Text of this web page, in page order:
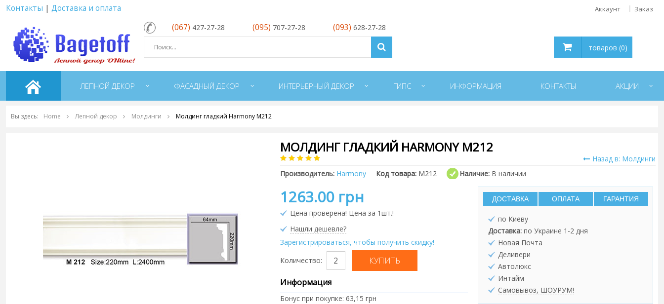
Контакты | Доставка и оплата Аккаунт Заказ
(067) 427-27-28 (095) 707-27-28 (093) 628-27-28
товаров (0)
ЛЕПНОЙ ДЕКОР ФАСАДНЫЙ ДЕКОР ИНТЕРЬЕРНЫЙ ДЕКОР ГИПС ИНФОРМАЦИЯ КОНТАКТЫ АКЦИИ
Вы здесь: Home Лепной декор Молдинги Молдинг гладкий Harmony M212
МОЛДИНГ ГЛАДКИЙ HARMONY M212
Назад в: Молдинги
Производитель: Harmony Код товара: M212 Наличие: В наличии
1263.00 грн
Цена проверена! Цена за 1шт.!
Нашли дешевле?
Зарегистрироваться, чтобы получить скидку!
Количество:
Информация
Бонус при покупке: 63,15 грн
ДОСТАВКА ОПЛАТА ГАРАНТИЯ
по Киеву
Доставка: по Украине 1-2 дня
Новая Почта
Деливери
Автолюкс
Интайм
Самовывоз, ШОУРУМ!